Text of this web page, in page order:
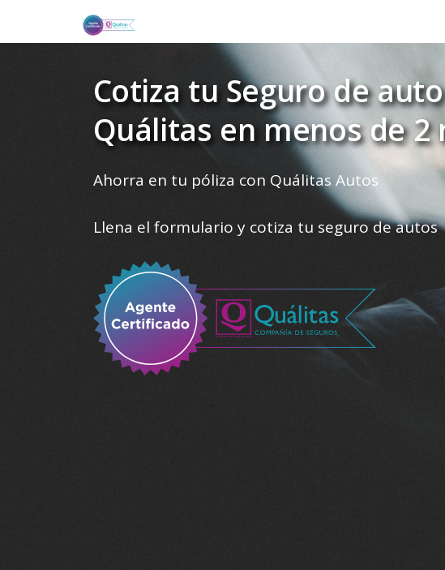
Cotiza tu Seguro de auto
Quálitas en menos de 2
Ahorra en tu póliza con Quálitas Autos
Llena el formulario y cotiza tu seguro de autos